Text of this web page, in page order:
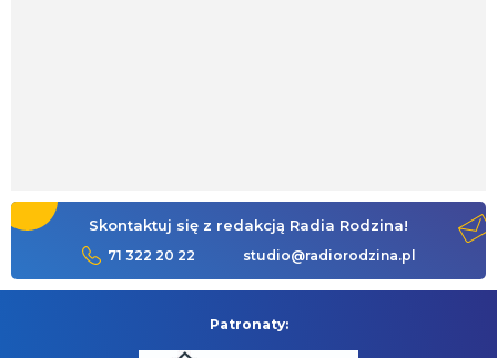
Skontaktuj się z redakcją Radia Rodzina!
71 322 20 22 studio@radiorodzina.pl
Patronaty: